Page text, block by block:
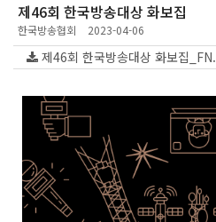
제46회 한국방송대상 화보집
한국방송협회 2023-04-06
제46회 한국방송대상 화보집